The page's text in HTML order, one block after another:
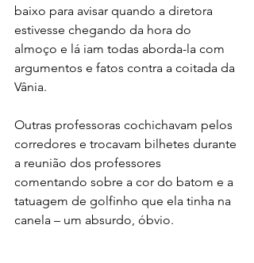
baixo para avisar quando a diretora
estivesse chegando da hora do
almoço e lá iam todas aborda-la com
argumentos e fatos contra a coitada da
Vânia.
Outras professoras cochichavam pelos
corredores e trocavam bilhetes durante
a reunião dos professores
comentando sobre a cor do batom e a
tatuagem de golfinho que ela tinha na
canela – um absurdo, óbvio.